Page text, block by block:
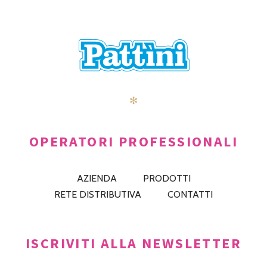
✻
OPERATORI PROFESSIONALI
AZIENDA
PRODOTTI
RETE DISTRIBUTIVA
CONTATTI
ISCRIVITI ALLA NEWSLETTER